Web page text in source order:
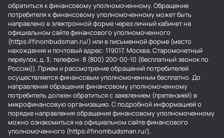
обратиться к финансовому уполномоченному. Обращение
потребителя к финансовому уполномоченному может быть
направлено в электронной форме через личный кабинет на
официальном сайте финансового уполномоченного
(https://finombudsman.ru/) или в письменной форме (место
нахождения и почтовый адрес: 119017, Москва, Старомонетный
переулок, д. 3; телефон: 8 (800) 200-00-10 (бесплатный звонок по
России)). Прием и рассмотрение обращений потребителей
осуществляется финансовым уполномоченным бесплатно. До
направления обращения финансовому уполномоченному
потребитель должен обратиться с заявлением (претензией) в
микрофинансовую организацию. С подробной информацией о
порядке направления обращения финансовому уполномоченному
можно ознакомиться на официальном сайте финансового
уполномоченного (https://finombudsman.ru/).